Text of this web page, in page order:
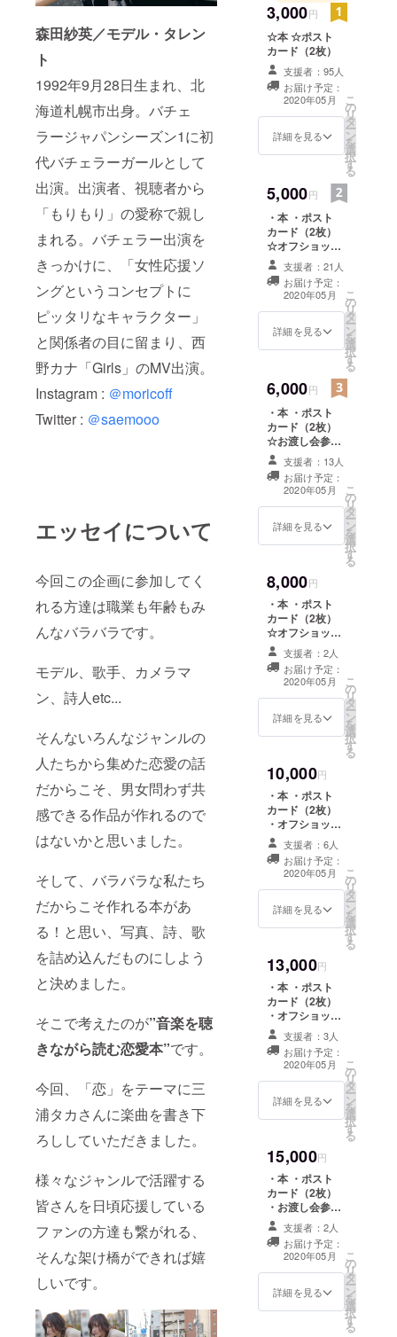
森田紗英／モデル・タレン
ト
1992年9月28日生まれ、北
海道札幌市出身。バチェ
ラージャパンシーズン1に初
代バチェラーガールとして
出演。出演者、視聴者から
「もりもり」の愛称で親し
まれる。バチェラー出演を
きっかけに、「女性応援ソ
ングというコンセプトに
ピッタリなキャラクター」
と関係者の目に留まり、西
野カナ「Girls」のMV出演。
Instagram : ＠moricoff
Twitter : ＠saemooo
エッセイについて
今回この企画に参加してく
れる方達は職業も年齢もみ
んなバラバラです。
モデル、歌手、カメラマ
ン、詩人etc...
そんないろんなジャンルの
人たちから集めた恋愛の話
だからこそ、男女問わず共
感できる作品が作れるので
はないかと思いました。
そして、バラバラな私たち
だからこそ作れる本があ
る！と思い、写真、詩、歌
を詰め込んだものにしよう
と決めました。
そこで考えたのが”音楽を聴
きながら読む恋愛本”です。
今回、「恋」をテーマに三
浦タカさんに楽曲を書き下
ろししていただきました。
様々なジャンルで活躍する
皆さんを日頃応援している
ファンの方達も繋がれる、
そんな架け橋ができれば嬉
しいです。
3,000円
☆本 ☆ポスト
カード（2枚）
支援者：95人
お届け予定：
2020年05月
詳細を見る
こ
の
リ
タ
ー
ン
を
選
択
す
る
5,000円
・本 ・ポスト
カード（2枚）
☆オフショット
写真（A4サイ
ズ、2枚）
支援者：21人
お届け予定：
2020年05月
詳細を見る
こ
の
リ
タ
ー
ン
を
選
択
す
る
6,000円
・本 ・ポスト
カード（2枚）
☆お渡し会参加
（※5月30日 株
式会社
CAMPFIRE／東
京都渋谷区渋谷2
丁目22−3渋谷東
口ビル5F）
支援者：13人
お届け予定：
2020年05月
詳細を見る
こ
の
リ
タ
ー
ン
を
選
択
す
る
8,000円
・本 ・ポスト
カード（2枚）
☆オフショット
写真（A4サイ
ズ、2枚） ☆お
渡し会参加（※5
月30日 株式会
社CAMPFIRE／
東京都渋谷区渋
支援者：2人
お届け予定：
2020年05月
詳細を見る
こ
の
リ
タ
ー
ン
を
選
択
す
る
10,000円
・本 ・ポスト
カード（2枚）
・オフショット
写真（A4サイ
ズ、2枚） ・お
渡し会参加（※5
月30日 株式会
社CAMPFIRE／
東京都渋谷区渋
データ（三浦タ
カ）
支援者：6人
お届け予定：
2020年05月
詳細を見る
こ
の
リ
タ
ー
ン
を
選
択
す
る
13,000円
・本 ・ポスト
カード（2枚）
・オフショット
写真（A4サイ
ズ、2枚） ・お
渡し会参加（※5
月30日 株式会
社CAMPFIRE／
東京都渋谷区渋
データ（三浦タ
カ） ☆座談会映
像（森田紗英、
古賀あかね、柏
原歩）
支援者：3人
お届け予定：
2020年05月
詳細を見る
こ
の
リ
タ
ー
ン
を
選
択
す
る
15,000円
・本 ・ポスト
カード（2枚）
・お渡し会参加
（※5月30日 株
式会社
CAMPFIRE／東
京都渋谷区渋谷2
丁目22−3渋谷東
口ビル5F） ☆恋
愛相談（※メール
支援者：2人
お届け予定：
2020年05月
詳細を見る
こ
の
リ
タ
ー
ン
を
選
択
す
る